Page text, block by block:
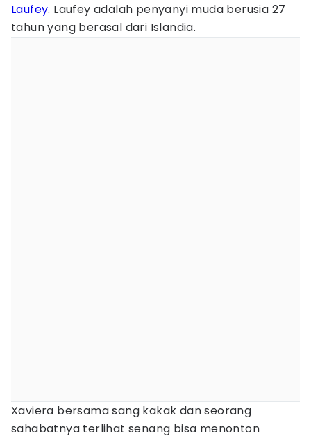
Laufey. Laufey adalah penyanyi muda berusia 27
tahun yang berasal dari Islandia.
Xaviera bersama sang kakak dan seorang
sahabatnya terlihat senang bisa menonton